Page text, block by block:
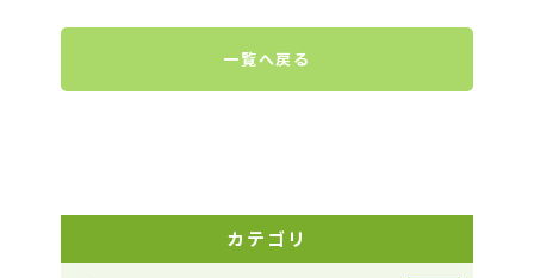
一覧へ戻る
カテゴリ